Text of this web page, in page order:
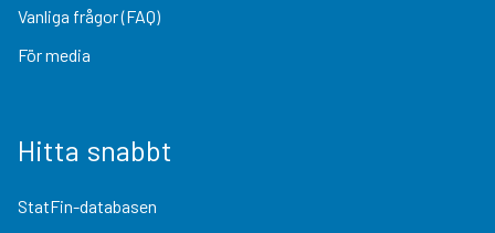
Vanliga frågor (FAQ)
För media
Hitta snabbt
StatFin-databasen